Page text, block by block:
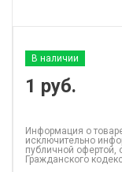
В наличии
1 руб.
Информация о
исключительно
публичной
Гражданского